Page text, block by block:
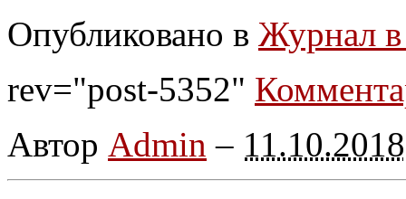
Опубликовано в Журнал в
rev="post-5352"
Автор Admin – 11.10.2018